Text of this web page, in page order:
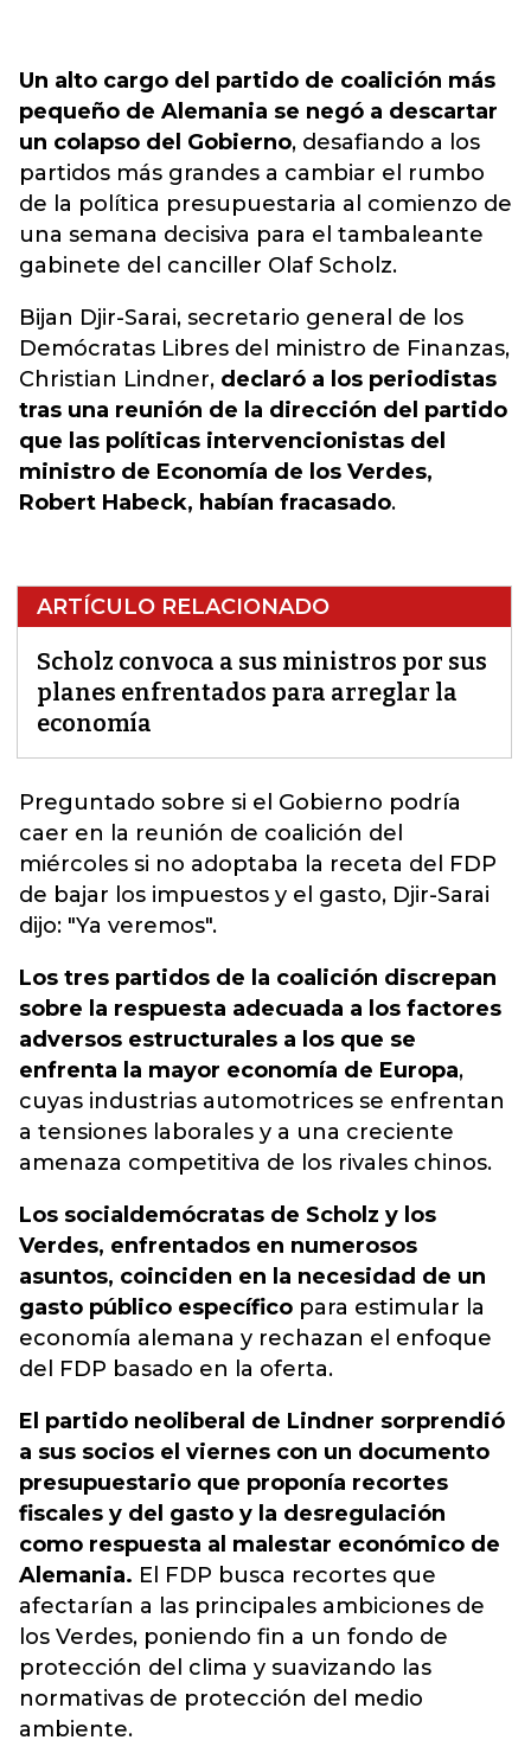
Un alto cargo del partido de coalición más
pequeño de Alemania se negó a descartar
un colapso del Gobierno, desafiando a los
partidos más grandes a cambiar el rumbo
de la política presupuestaria al comienzo de
una semana decisiva para el tambaleante
gabinete del canciller Olaf Scholz.
Bijan Djir-Sarai, secretario general de los
Demócratas Libres del ministro de Finanzas,
Christian Lindner, declaró a los periodistas
tras una reunión de la dirección del partido
que las políticas intervencionistas del
ministro de Economía de los Verdes,
Robert Habeck, habían fracasado.
ARTÍCULO RELACIONADO
Scholz convoca a sus ministros por sus
planes enfrentados para arreglar la
economía
Preguntado sobre si el Gobierno podría
caer en la reunión de coalición del
miércoles si no adoptaba la receta del FDP
de bajar los impuestos y el gasto, Djir-Sarai
dijo: "Ya veremos".
Los tres partidos de la coalición discrepan
sobre la respuesta adecuada a los factores
adversos estructurales a los que se
enfrenta la mayor economía de Europa,
cuyas industrias automotrices se enfrentan
a tensiones laborales y a una creciente
amenaza competitiva de los rivales chinos.
Los socialdemócratas de Scholz y los
Verdes, enfrentados en numerosos
asuntos, coinciden en la necesidad de un
gasto público específico para estimular la
economía alemana y rechazan el enfoque
del FDP basado en la oferta.
El partido neoliberal de Lindner sorprendió
a sus socios el viernes con un documento
presupuestario que proponía recortes
fiscales y del gasto y la desregulación
como respuesta al malestar económico de
Alemania. El FDP busca recortes que
afectarían a las principales ambiciones de
los Verdes, poniendo fin a un fondo de
protección del clima y suavizando las
normativas de protección del medio
ambiente.